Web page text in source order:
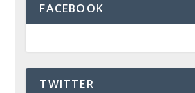
FACEBOOK
TWITTER